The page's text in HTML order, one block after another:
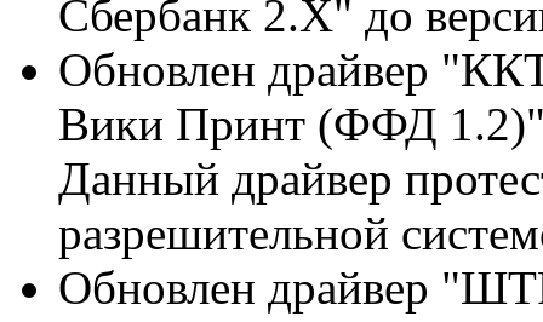
Сбербанк 2.Х" до
Обновлен драйвер
Вики Принт (ФФД 1.2)"
Данный драйвер
разрешительной
Обновлен драйвер